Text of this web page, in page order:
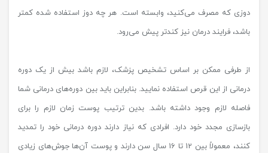
دوزی که مصرف می‌کنید، وابسته است. هر چه دوز استفاده شده کمتر
باشد، فرایند درمان نیز کندتر پیش می‌رود.
از طرفی ممکن بر اساس تشخیص پزشک، لازم باشد بیش از یک دوره
درمانی از این قرص استفاده نمایید. بنابراین باید بین دوره‌های درمانی شما
فاصله لازم وجود داشته باشد. بدین ترتیب پوست زمان لازم را برای
بازسازی مجدد خود دارد. افرادی که نیاز دارند دوره درمانی خود را تمدید
کنند، معمولاً بین 12 تا 16 سال سن دارند و پوست آن‌ها جوش‌های زیادی